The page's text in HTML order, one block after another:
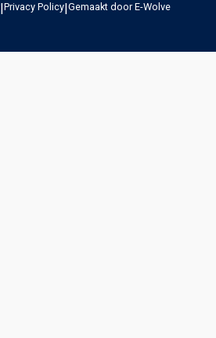
|Privacy Policy|Gemaakt door E-Wolve